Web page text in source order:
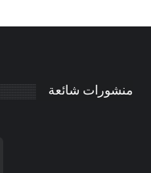
منشورات شائعة